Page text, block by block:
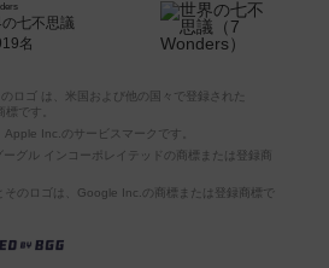
七不思議
名
ロゴ は、米国および他の国々で登録された
です。
Inc.のサービスマークです。
グル インコーポレイテッドの商標または登録商
のロゴは、Google Inc.の商標または登録商標で